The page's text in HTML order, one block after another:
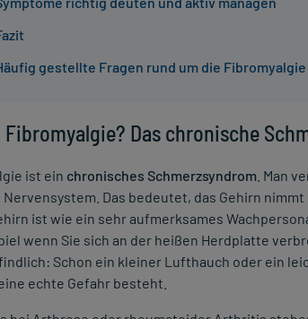
gestellte Fragen rund um die Fibromyalgie
Fibromyalgie? Das chronische
ist ein chronisches Schmerzsyndrom . Man
Das bedeutet, das Gehirn
ist wie ein sehr aufmerksames
wenn Sie sich an der heißen Herdplatte
Schon ein kleiner Lufthauch oder ein
echte Gefahr besteht.